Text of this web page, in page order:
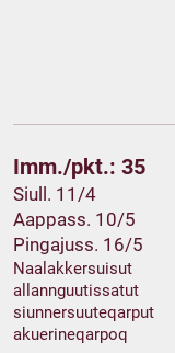
Imm./pkt.: 35
Siull. 11/4
Aappass. 10/5
Pingajuss. 16/5
Naalakkersuisut
allannguutissatut
siunnersuuteqarput
akuerineqarpoq